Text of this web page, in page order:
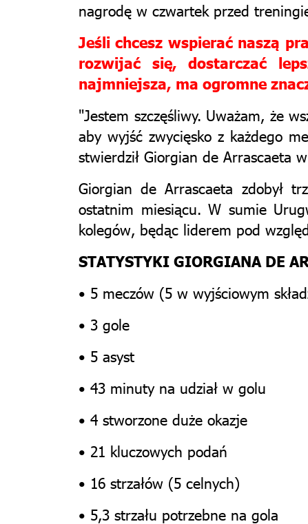
nagrodę w czwartek przed
Jeśli chcesz wspierać naszą
rozwijać się, dostarczać
najmniejsza, ma ogromne
"Jestem szczęśliwy. Uważam, że
aby wyjść zwycięsko z każdego
stwierdził Giorgian de Arrascaeta
Giorgian de Arrascaeta zdobył
ostatnim miesiącu. W sumie
kolegów, będąc liderem pod
STATYSTYKI GIORGIANA DE
• 5 meczów (5 w wyjściowym
• 3 gole
• 5 asyst
• 43 minuty na udział w golu
• 4 stworzone duże okazje
• 21 kluczowych podań
• 16 strzałów (5 celnych)
• 5,3 strzału potrzebne na gola